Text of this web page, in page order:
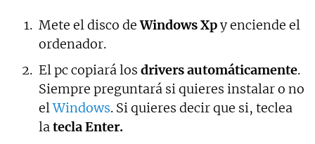
Mete el disco deWindows Xpy enciende el
ordenador.
El pc copiará los drivers automáticamente.
Siempre preguntará si quieres instalar o no
elWindows. Si quieres decir que si, teclea
latecla Enter.